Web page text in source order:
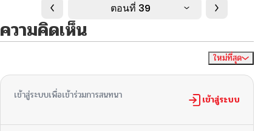
ตอนที่ 39
ความคิดเห็น
ใหม่ที่สุด
เข้าสู่ระบบเพื่อเข้าร่วมการสนทนา เข้าสู่ระบบ